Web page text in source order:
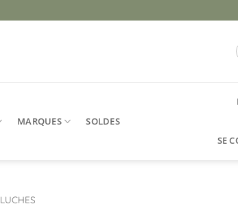
MARQUES SOLDES
SE